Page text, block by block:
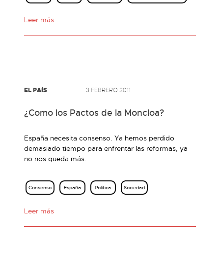
Leer más
EL PAÍS 3 FEBRERO 2011
¿Como los Pactos de la Moncloa?
España necesita consenso. Ya hemos perdido
demasiado tiempo para enfrentar las reformas, ya
no nos queda más.
Consenso España Política Sociedad
Leer más